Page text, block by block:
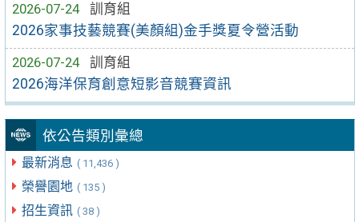
2026-07-24
訓育組
2026家事技藝競賽(美顏組)金手獎夏令營活動
2026-07-24
訓育組
2026海洋保育創意短影音競賽資訊
依公告類別彙總
最新消息 ( 11,436 )
榮譽園地 ( 135 )
招生資訊 ( 38 )